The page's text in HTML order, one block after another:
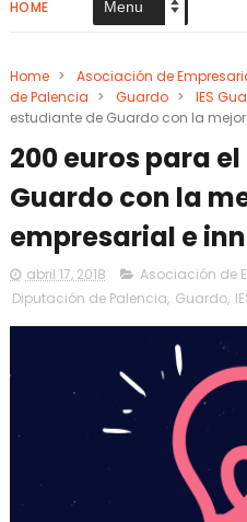
HOME
Home > Asociación de
de Palencia > Guardo > IES
estudiante de Guardo con la
200 euros para
Guardo con la
empresarial e
abril 17, 2018 Asociación de
Diputación de Palencia, Guardo,